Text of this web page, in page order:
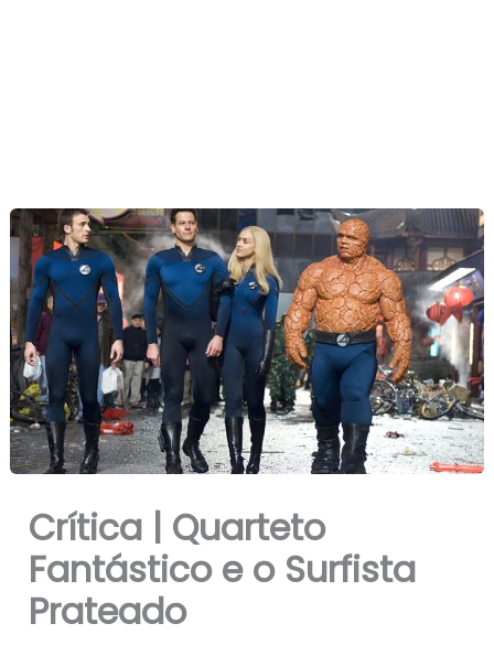
Crítica | Quarteto
Fantástico e o Surfista
Prateado